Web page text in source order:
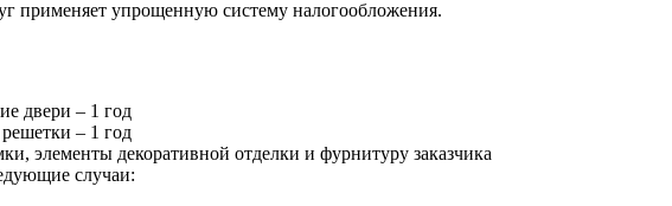
применяет упрощенную систему налогообложения.
двери – 1 год
– 1 год
элементы декоративной отделки и фурнитуру заказчика
случаи: